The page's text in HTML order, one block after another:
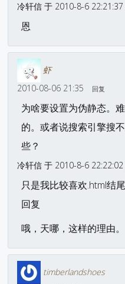
冷轩信 于 2010-8-6 22:21:37
恩
虾
2010-08-06 21:35
回复
为啥要设置为伪静态。
的。或者说搜索引擎搜
些？
冷轩信 于 2010-8-6 22:22:02
只是我比较喜欢.html结
回复
哦，天哪，这样的理由。
timberlandshoes